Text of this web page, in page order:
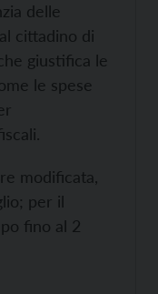
delle
cittadino di
giustifica le
le spese
modificata,
per il
fino al 2